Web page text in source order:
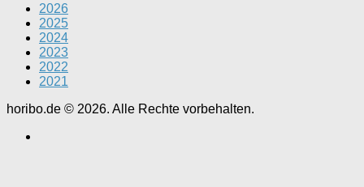
2026
2025
2024
2023
2022
2021
horibo.de © 2026. Alle Rechte vorbehalten.